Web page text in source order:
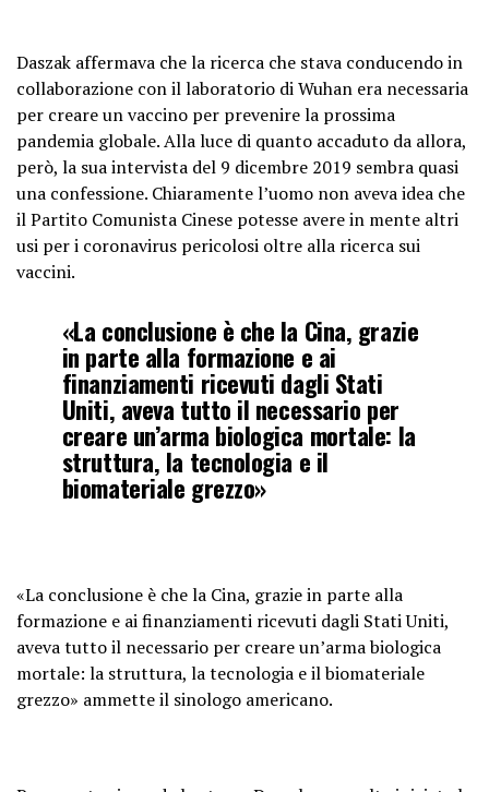
Daszak affermava che la ricerca che stava conducendo in
collaborazione con il laboratorio di Wuhan era necessaria
per creare un vaccino per prevenire la prossima
pandemia globale. Alla luce di quanto accaduto da allora,
però, la sua intervista del 9 dicembre 2019 sembra quasi
una confessione. Chiaramente l’uomo non aveva idea che
il Partito Comunista Cinese potesse avere in mente altri
usi per i coronavirus pericolosi oltre alla ricerca sui
vaccini.
«La conclusione è che la Cina, grazie
in parte alla formazione e ai
finanziamenti ricevuti dagli Stati
Uniti, aveva tutto il necessario per
creare un’arma biologica mortale: la
struttura, la tecnologia e il
biomateriale grezzo»
«La conclusione è che la Cina, grazie in parte alla
formazione e ai finanziamenti ricevuti dagli Stati Uniti,
aveva tutto il necessario per creare un’arma biologica
mortale: la struttura, la tecnologia e il biomateriale
grezzo» ammette il sinologo americano.